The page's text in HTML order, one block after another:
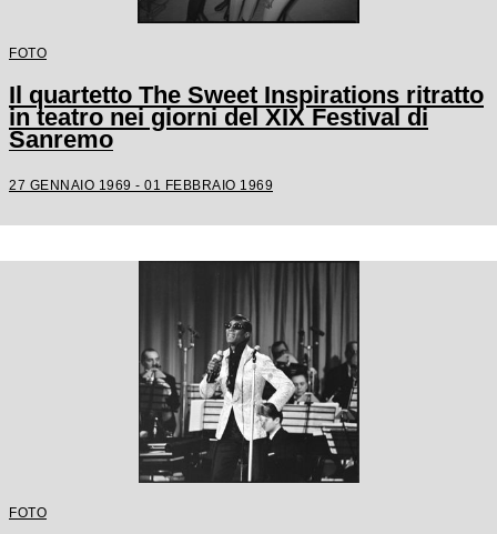
FOTO
Il quartetto The Sweet Inspirations ritratto
in teatro nei giorni del XIX Festival di
Sanremo
27 GENNAIO 1969 - 01 FEBBRAIO 1969
FOTO